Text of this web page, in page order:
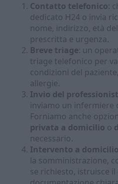
Contatto telefonico:
dedicato H24 o invia
nome, indirizzo, età
prescritta e urgenza.
Breve triage: un
triage telefonico per
condizioni del
allergie.
Invio del
inviamo un infermiere
Forniamo anche
privata a domicilio o
necessario.
Intervento a domicilio
la somministrazione,
se richiesto, istruisce il